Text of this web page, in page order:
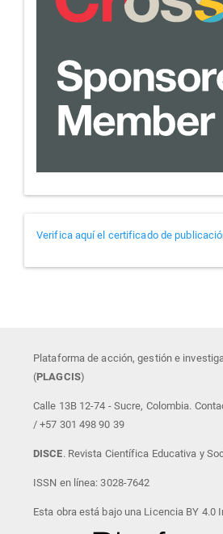
Verificador
de
Verifica aquí el certificado de
Plataforma de acción, gestión e
(PLAGCIS)
Calle 13B 12-74 - Sucre, Colombia.
/ +57 301 498 90 39
DISCE. Revista Científica Educativa y
ISSN en línea: 3028-7642
Esta obra está bajo una Licencia BY 4.0